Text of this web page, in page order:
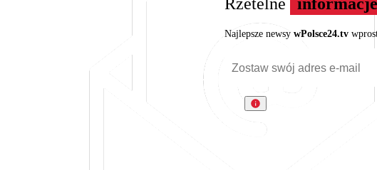
Najlepsze newsy wPolsce24.tv